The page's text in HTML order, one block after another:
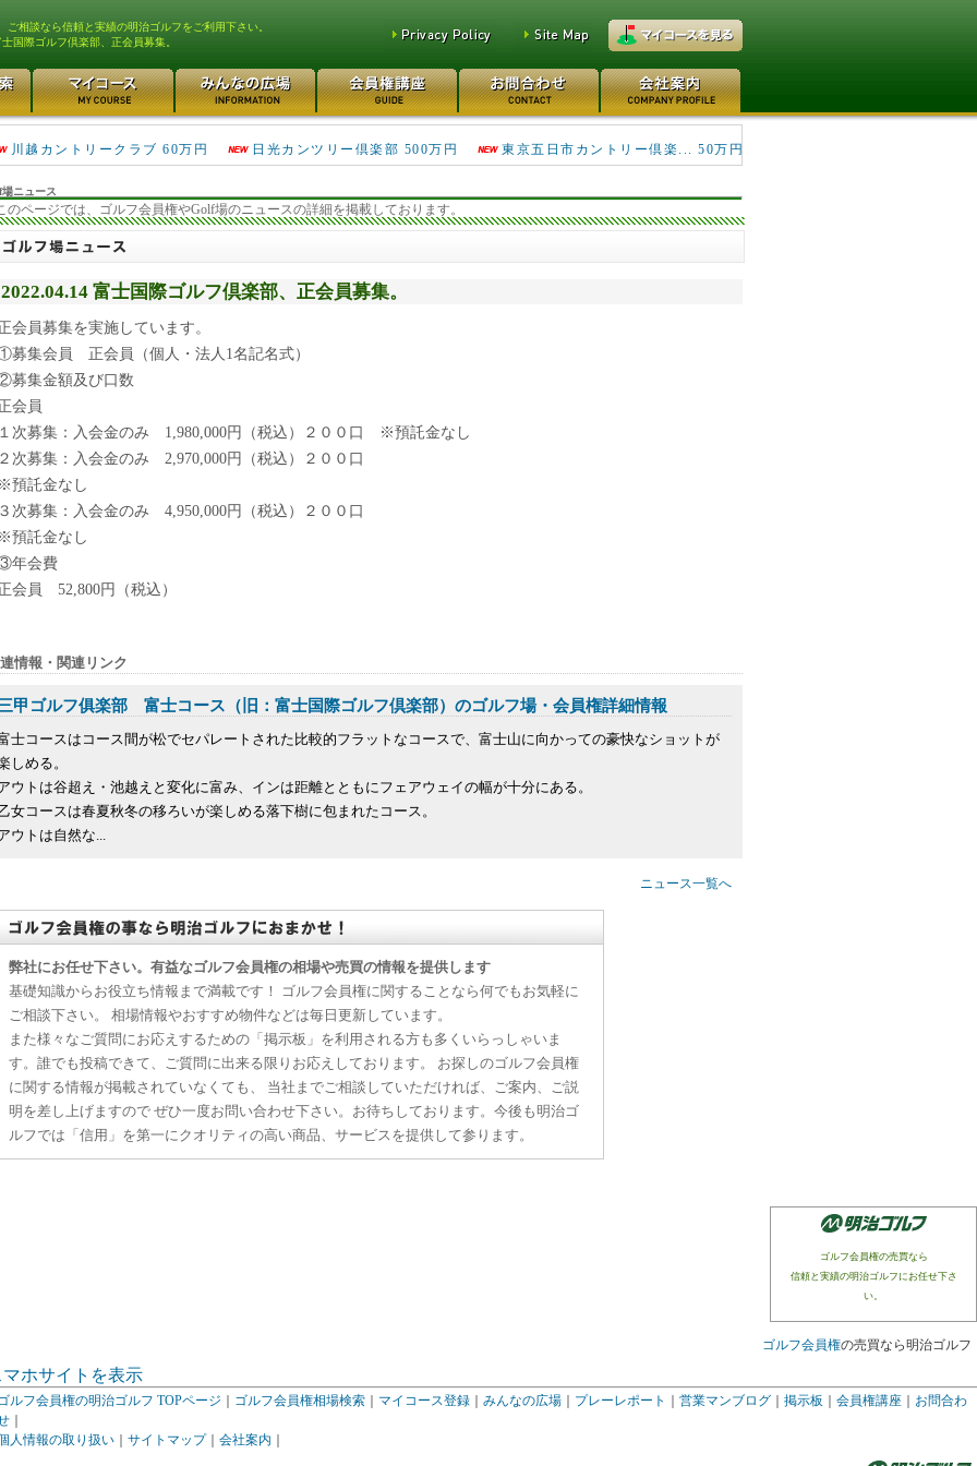
ご相談なら信頼と実績の明治ゴルフをご利用下さい。
士国際ゴルフ倶楽部、正会員募集。
津久井湖ゴルフ倶楽部 80万円 鴻巣カントリークラブ 70万円
キングフィールズゴルフク... 690万円
川越カントリークラブ 60万円
日光カンツリー倶楽部 500万円 東京五日市カントリー倶楽... 50万円
ニュース
のページでは、ゴルフ会員権やGolf場のニュースの詳細を掲載しております。
2022.04.14 富士国際ゴルフ倶楽部、正会員募集。
会員募集を実施しています。
募集会員 正会員（個人・法人1名記名式）
募集金額及び口数
会員
次募集：入会金のみ 1,980,000円（税込）２００口 ※預託金なし
次募集：入会金のみ 2,970,000円（税込）２００口
預託金なし
次募集：入会金のみ 4,950,000円（税込）２００口
預託金なし
年会費
会員 52,800円（税込）
情報・関連リンク
甲ゴルフ俱楽部 富士コース（旧：富士国際ゴルフ倶楽部）のゴルフ場・会員権詳細情報
士コースはコース間が松でセパレートされた比較的フラットなコースで、富士山に向かっての豪快なショットが
しめる。
ウトは谷超え・池越えと変化に富み、インは距離とともにフェアウェイの幅が十分にある。
女コースは春夏秋冬の移ろいが楽しめる落下樹に包まれたコース。
ウトは自然な...
ニュース一覧へ
弊社にお任せ下さい。有益なゴルフ会員権の相場や売買の情報を提供します
基礎知識からお役立ち情報まで満載です！ ゴルフ会員権に関することなら何でもお気軽に
ご相談下さい。 相場情報やおすすめ物件などは毎日更新しています。
また様々なご質問にお応えするための「掲示板」を利用される方も多くいらっしゃいま
す。誰でも投稿できて、ご質問に出来る限りお応えしております。 お探しのゴルフ会員権
に関する情報が掲載されていなくても、 当社までご相談していただければ、ご案内、ご説
明を差し上げますので ぜひ一度お問い合わせ下さい。お待ちしております。今後も明治ゴ
ルフでは「信用」を第一にクオリティの高い商品、サービスを提供して参ります。
ゴルフ会員権の売買なら
信頼と実績の明治ゴルフにお任せ下さ
い。
ゴルフ会員権の売買なら明治ゴルフ
マホサイトを表示
ルフ会員権の明治ゴルフ TOPページ ゴルフ会員権相場検索 マイコース登録 みんなの広場 プレーレポート 営業マンブログ 掲示板 会員権講座
お問合わ
人情報の取り扱い
サイトマップ｜ 会社案内